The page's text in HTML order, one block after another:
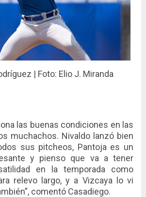
| Foto: Elio J. Miranda
las buenas condiciones en las
muchachos. Nivaldo lanzó bien
sus pitcheos, Pantoja es un
y pienso que va a tener
en la temporada como
relevo largo, y a Vizcaya lo vi
comentó Casadiego.